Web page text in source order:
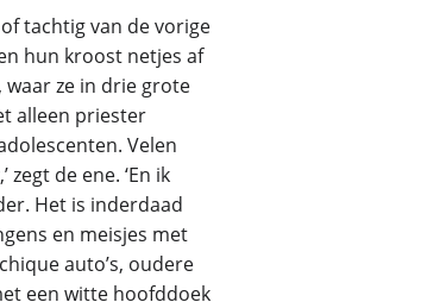
tachtig van de vorige
hun kroost netjes af
ze in drie grote
alleen priester
Velen
zegt de ene. ‘En ik
Het is inderdaad
en meisjes met
auto’s, oudere
een witte hoofddoek